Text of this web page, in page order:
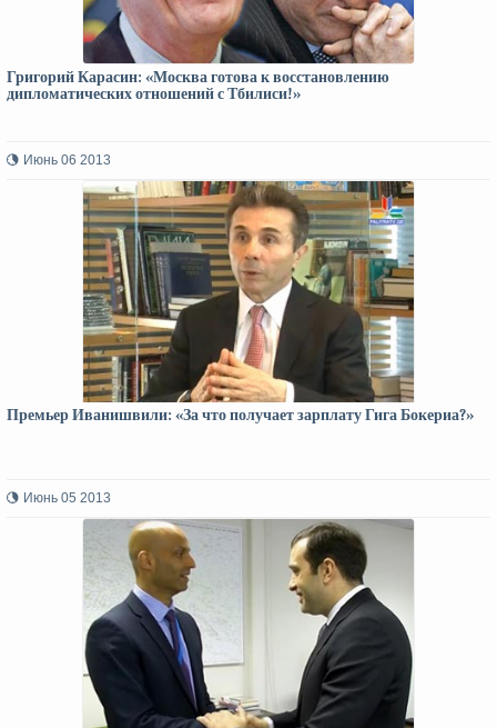
Григорий Карасин: «Москва готова к восстановлению
дипломатических отношений с Тбилиси!»
Июнь 06 2013
Премьер Иванишвили: «За что получает зарплату Гига Бокериа?»
Июнь 05 2013